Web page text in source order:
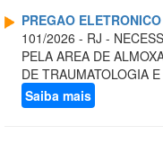
PREGAO ELETRONICO
101/2026 - RJ -
PELA AREA DE
DE TRAUMATOLOGIA
Saiba mais